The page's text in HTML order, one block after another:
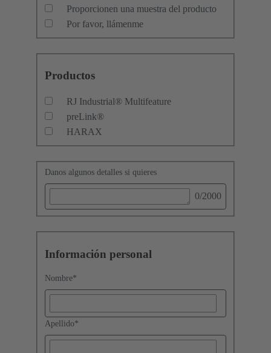
Proporcionen una muestra del producto
Por favor, llámenme
Productos
RJ Industrial® Multifeature
preLink®
HARAX
Danos algunos detalles si quieres
0/2000
Información personal
Nombre*
Apellido*